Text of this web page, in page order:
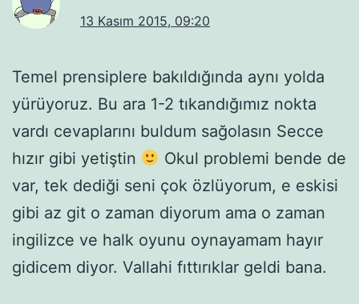
13 Kasım 2015, 09:20
Temel prensiplere bakıldığında aynı yolda
yürüyoruz. Bu ara 1-2 tıkandığımız nokta
vardı cevaplarını buldum sağolasın Secce
hızır gibi yetiştin
Okul problemi bende de
var, tek dediği seni çok özlüyorum, e eskisi
gibi az git o zaman diyorum ama o zaman
ingilizce ve halk oyunu oynayamam hayır
gidicem diyor. Vallahi fıttırıklar geldi bana.